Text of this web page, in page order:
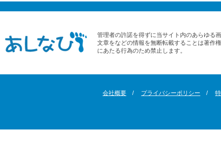
管理者の許諾を得ずに当サイト内のあらゆる
文章をなどの情報を無断転載することは著作
にあたる行為のため禁止します。
会社概要 プライバシーポリシー